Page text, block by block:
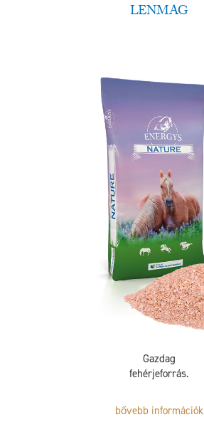
LENMAG
Gazdag
fehérjeforrás.
bővebb információk